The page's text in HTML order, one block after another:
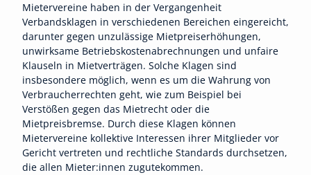
Mietervereine haben in der Vergangenheit
Verbandsklagen in verschiedenen Bereichen eingereicht,
darunter gegen unzulässige Mietpreiserhöhungen,
unwirksame Betriebskostenabrechnungen und unfaire
Klauseln in Mietverträgen. Solche Klagen sind
insbesondere möglich, wenn es um die Wahrung von
Verbraucherrechten geht, wie zum Beispiel bei
Verstößen gegen das Mietrecht oder die
Mietpreisbremse. Durch diese Klagen können
Mietervereine kollektive Interessen ihrer Mitglieder vor
Gericht vertreten und rechtliche Standards durchsetzen,
die allen Mieter:innen zugutekommen.